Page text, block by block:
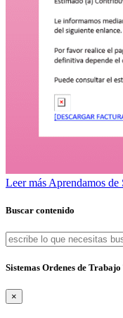
Leer más Aprendamos de
Buscar contenido
Sistemas Ordenes de
×